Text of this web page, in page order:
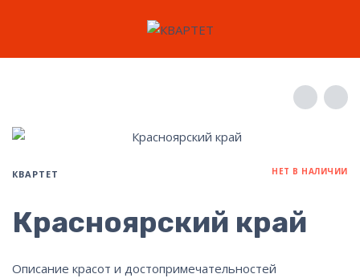
КВАРТЕТ НЕТ В НАЛИЧИИ
Красноярский край
Описание красот и достопримечательностей